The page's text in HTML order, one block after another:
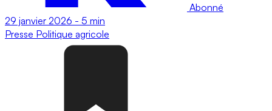
Abonné
29 janvier 2026 - 5 min
Presse Politique agricole